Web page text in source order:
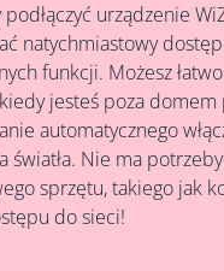
podłączyć urządzenie
natychmiastowy
funkcji. Możesz
jesteś poza domem
automatycznego
światła. Nie ma
sprzętu, takiego jak
do sieci!